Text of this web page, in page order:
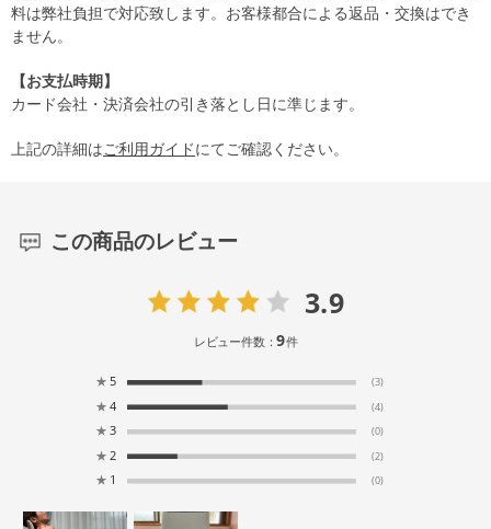
料は弊社負担で対応致します。お客様都合による返品・交換はでき
ません。
【お支払時期】
カード会社・決済会社の引き落とし日に準じます。
上記の詳細はご利用ガイドにてご確認ください。
この商品のレビュー
3.9
レビュー件数：9件
★ 5 (3)
★ 4 (4)
★ 3 (0)
★ 2 (2)
★ 1 (0)